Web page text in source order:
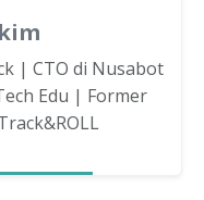
| CTO di Nusabot
Edu | Former